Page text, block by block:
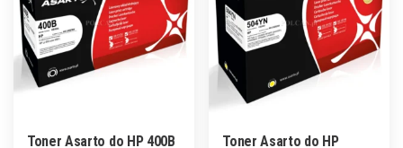
Toner Asarto do HP 400B
Toner Asarto do HP